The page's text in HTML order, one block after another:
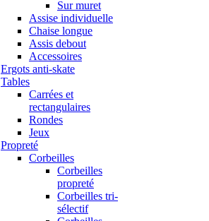
Sur muret
Assise individuelle
Chaise longue
Assis debout
Accessoires
Ergots anti-skate
Tables
Carrées et
rectangulaires
Rondes
Jeux
Propreté
Corbeilles
Corbeilles
propreté
Corbeilles tri-
sélectif